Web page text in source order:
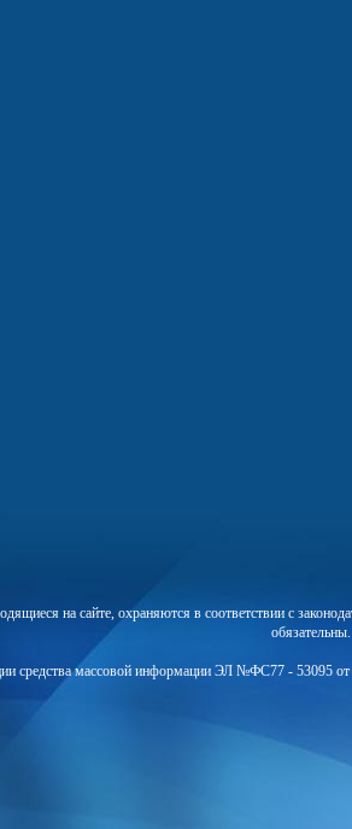
на сайте, охраняются в соответствии с
средства массовой информации ЭЛ №ФС77 - 53095